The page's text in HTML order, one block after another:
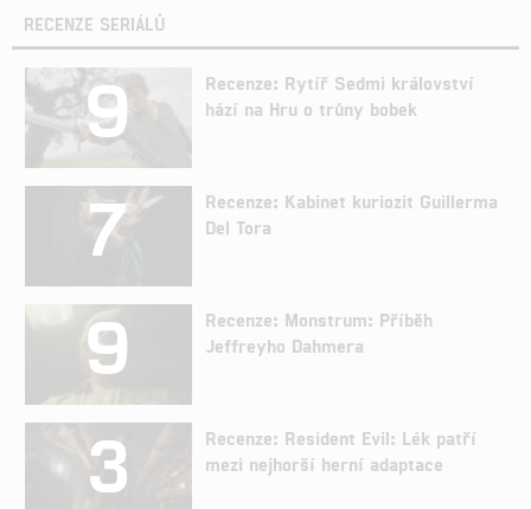
RECENZE SERIÁLŮ
9
Recenze: Rytíř Sedmi království
hází na Hru o trůny bobek
7
Recenze: Kabinet kuriozit Guillerma
Del Tora
9
Recenze: Monstrum: Příběh
Jeffreyho Dahmera
3
Recenze: Resident Evil: Lék patří
mezi nejhorší herní adaptace